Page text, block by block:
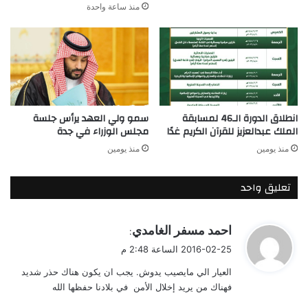
منذ ساعة واحدة
انطلاق الدورة الـ46 لمسابقة
الملك عبدالعزيز للقرآن الكريم غدًا
منذ يومين
سمو ولي العهد يرأس جلسة
مجلس الوزراء في جدة
منذ يومين
تعليق واحد
ي
ل
احمد مسفر الغامدي:
2016-02-25 الساعة 2:48 م
العيار الي مايصيب يدوش. يجب ان يكون هناك حذر شديد
فهناك من يريد إخلال الأمن في بلادنا حفظها الله